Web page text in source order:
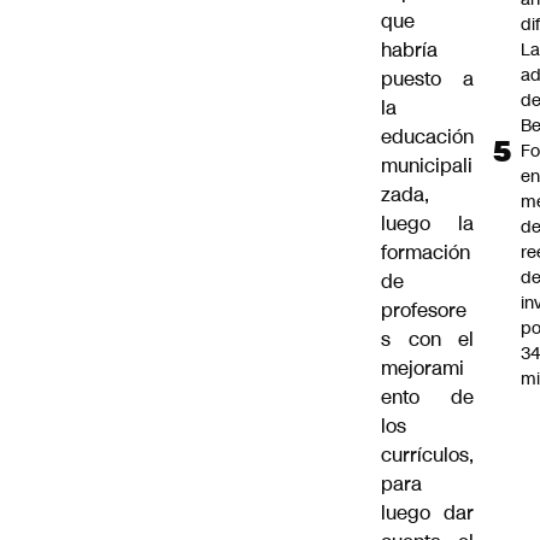
que
habría
puesto a
la
educación
municipali
zada,
luego la
formación
de
profesore
s con el
mejorami
ento de
los
currículos,
para
luego dar
La
de
en
de
de